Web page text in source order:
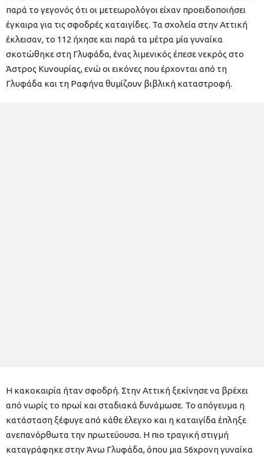
παρά το γεγονός ότι οι μετεωρολόγοι είχαν προειδοποιήσει
έγκαιρα για τις σφοδρές καταιγίδες. Τα σχολεία στην Αττική
έκλεισαν, το 112 ήχησε και παρά τα μέτρα μία γυναίκα
σκοτώθηκε στη Γλυφάδα, ένας λιμενικός έπεσε νεκρός στο
Άστρος Κυνουρίας, ενώ οι εικόνες που έρχονται από τη
Γλυφάδα και τη Ραφήνα θυμίζουν βιβλική καταστροφή.
Η κακοκαιρία ήταν σφοδρή. Στην Αττική ξεκίνησε να βρέχει
από νωρίς το πρωί και σταδιακά δυνάμωσε. Το απόγευμα η
κατάσταση ξέφυγε από κάθε έλεγχο και η καταιγίδα έπληξε
ανεπανόρθωτα την πρωτεύουσα. Η πιο τραγική στιγμή
καταγράφηκε στην Άνω Γλυφάδα, όπου μια 56χρονη γυναίκα